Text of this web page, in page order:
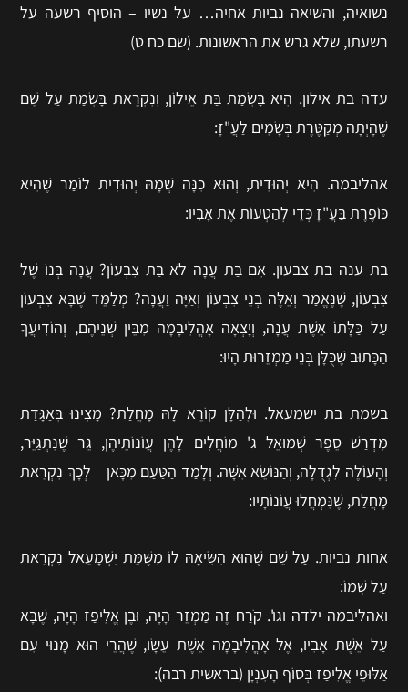
נשואיה, והשיאה נביות אחיה… על נשיו – הוסיף רשעה על
רשעתו, שלא גרש את הראשונות. (שם כח ט)
עדה בת אילון. הִיא בָּשְׂמַת בַּת אֵילוֹן, וְנִקְרֵאת בָּשְׂמַת עַל שֵׁם
שֶׁהָיְתָה מְקַטֶּרֶת בְּשָׂמִים לַעֲ"זָ:
אהליבמה. הִיא יְהוּדִית, וְהוּא כִנָּה שְׁמָהּ יְהוּדִית לוֹמַר שֶׁהִיא
כּוֹפֶרֶת בַּעֲ"זָ כְּדֵי לְהַטְעוֹת אֶת אָבִיו:
בת ענה בת צבעון. אִם בַּת עֲנָה לֹא בַּת צִבְעוֹן? עֲנָה בְּנוֹ שֶׁל
צִבְעוֹן, שֶׁנֶּאֱמַר וְאֵלֶּה בְנֵי צִבְעוֹן וְאַיָּה וַעֲנָה? מְלַמֵּד שֶׁבָּא צִבְעוֹן
עַל כַּלָּתוֹ אֵשֶׁת עֲנָה, וְיָצְאָה אָהֳלִיבָמָה מִבֵּין שְׁנֵיהֶם, וְהוֹדִיעֲךָ
הַכָּתוּב שֶׁכֻּלָּן בְּנֵי מַמְזֵרוּת הָיוּ:
בשמת בת ישמעאל. וּלְהַלָּן קוֹרֵא לָהּ מָחֲלַת? מָצִינוּ בְּאַגָּדַת
מִדְרַשׁ סֵפֶר שְׁמוּאֵל ג' מוֹחֲלִים לָהֶן עֲוֹנוֹתֵיהֶן, גֵּר שֶׁנִּתְגַּיֵּר,
וְהָעוֹלֶה לִגְדֻלָּה, וְהַנּוֹשֵׂא אִשָּׁה. וְלָמַד הַטַּעַם מִכָּאן – לְכָךְ נִקְרֵאת
מָחֲלַת, שֶׁנִּמְחֲלוּ עֲוֹנוֹתָיו:
אחות נביות. עַל שֵׁם שֶׁהוּא הִשִּׂיאָהּ לוֹ מִשֶּׁמֵּת יִשְׁמָעֵאל נִקְרֵאת
עַל שְׁמוֹ:
ואהליבמה ילדה וגו'. קֹרַח זֶה מַמְזֵר הָיָה, וּבֶן אֱלִיפַז הָיָה, שֶׁבָּא
עַל אֵשֶׁת אָבִיו, אֶל אָהֳלִיבָמָה אֵשֶׁת עֵשָׂו, שֶׁהֲרֵי הוּא מָנוּי עִם
אַלּוּפֵי אֱלִיפַז בְּסוֹף הָעִנְיָן (בראשית רבה):